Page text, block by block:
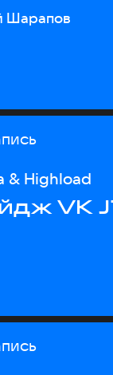
Шарапов
& Highload
VK